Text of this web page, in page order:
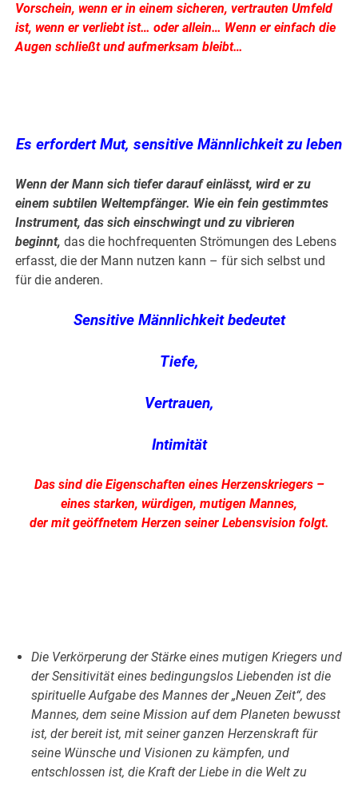
Vorschein, wenn er in einem sicheren, vertrauten Umfeld
ist, wenn er verliebt ist… oder allein… Wenn er einfach die
Augen schließt und aufmerksam bleibt…
Es erfordert Mut, sensitive Männlichkeit zu leben
Wenn der Mann sich tiefer darauf einlässt, wird er zu
einem subtilen Weltempfänger. Wie ein fein gestimmtes
Instrument, das sich einschwingt und zu vibrieren
beginnt, das die hochfrequenten Strömungen des Lebens
erfasst, die der Mann nutzen kann – für sich selbst und
für die anderen.
Sensitive Männlichkeit bedeutet
Tiefe,
Vertrauen,
Intimität
Das sind die Eigenschaften eines Herzenskriegers –
eines starken, würdigen, mutigen Mannes,
der mit geöffnetem Herzen seiner Lebensvision folgt.
Die Verkörperung der Stärke eines mutigen Kriegers und
der Sensitivität eines bedingungslos Liebenden ist die
spirituelle Aufgabe des Mannes der „Neuen Zeit“, des
Mannes, dem seine Mission auf dem Planeten bewusst
ist, der bereit ist, mit seiner ganzen Herzenskraft für
seine Wünsche und Visionen zu kämpfen, und
entschlossen ist, die Kraft der Liebe in die Welt zu